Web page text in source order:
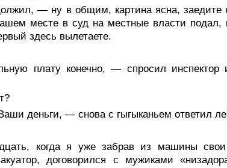
— ну в общим, картина ясна, заедите
месте в суд на местные власти подал,
здесь вылетаете.
плату конечно, — спросил
деньги, — снова с гыгыканьем ответил
когда я уже забрав из машины
договорился с мужиками